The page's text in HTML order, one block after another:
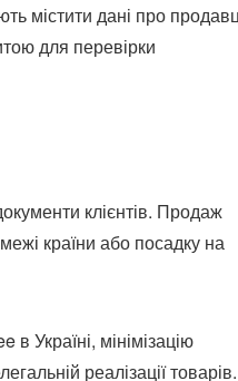
містити дані про
для перевірки
клієнтів. Продаж
країни або посадку на
Україні, мінімізацію
реалізації товарів.